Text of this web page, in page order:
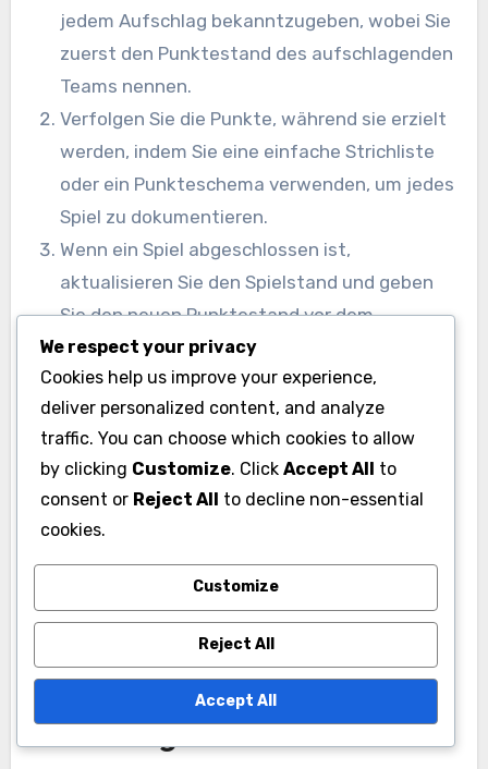
jedem Aufschlag bekanntzugeben, wobei Sie
zuerst den Punktestand des aufschlagenden
Teams nennen.
Verfolgen Sie die Punkte, während sie erzielt
werden, indem Sie eine einfache Strichliste
oder ein Punkteschema verwenden, um jedes
Spiel zu dokumentieren.
Wenn ein Spiel abgeschlossen ist,
aktualisieren Sie den Spielstand und geben
Sie den neuen Punktestand vor dem
nächsten Aufschlag bekannt.
Setzen Sie diesen Prozess während des
gesamten Satzes fort und notieren Sie alle
Änderungen bei den aufschlagenden Teams
nach ungeraden Spielen.
Am Ende eines Satzes geben Sie den
Endstand bekannt und bereiten Sie sich auf
den nächsten Satz vor, indem Sie die
Spielanzahl zurücksetzen.
Tipps zur effektiven
Nutzung digitaler
We respect your privacy
Cookies help us improve your experience,
deliver personalized content, and analyze
traffic. You can choose which cookies to allow
by clicking Customize. Click Accept All to
consent or Reject All to decline non-essential
cookies.
Customize
Reject All
Accept All